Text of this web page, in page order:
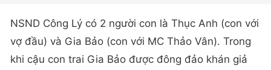
NSND Công Lý có 2 người con là Thục Anh (con với
vợ đầu) và Gia Bảo (con với MC Thảo Vân). Trong
khi cậu con trai Gia Bảo được đông đảo khán giả